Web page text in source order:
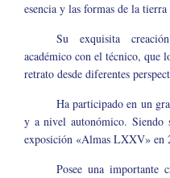
esencia y las formas de la tierra
Su exquisita
académico con el técnico, que
retrato desde diferentes
Ha participado en un
y a nivel autonómico. Siendo
exposición «Almas LXXV» en
Posee una importante